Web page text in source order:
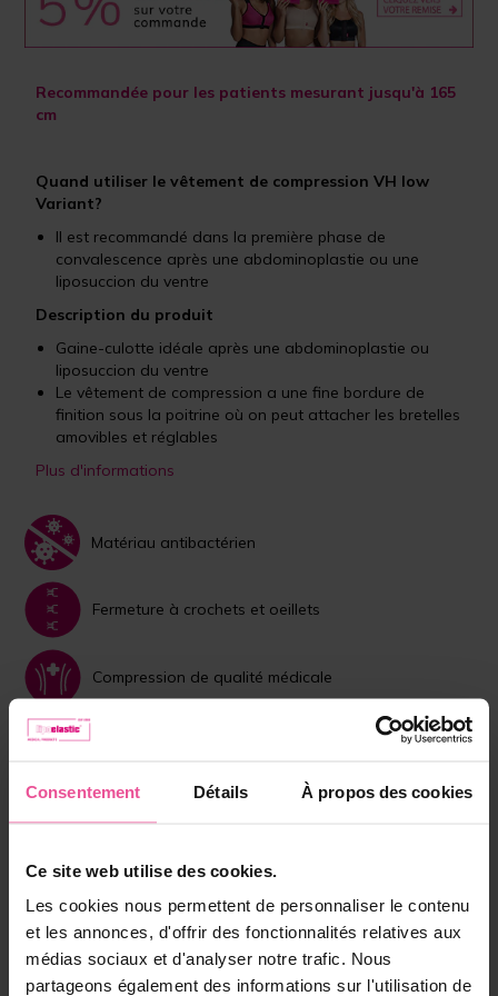
Consentement Détails À propos des cookies
Ce site web utilise des cookies.
Les cookies nous permettent de personnaliser le contenu
et les annonces, d'offrir des fonctionnalités relatives aux
médias sociaux et d'analyser notre trafic. Nous
partageons également des informations sur l'utilisation de
Recommandée pour les patients mesurant jusqu'à 165
cm
Quand utiliser le vêtement de compression VH low
Variant?
Il est recommandé dans la première phase de
convalescence après une abdominoplastie ou une
liposuccion du ventre
Description du produit
Gaine-culotte idéale après une abdominoplastie ou
liposuccion du ventre
Le vêtement de compression a une fine bordure de
finition sous la poitrine où on peut attacher les bretelles
amovibles et réglables
Plus d'informations
Matériau antibactérien
Fermeture à crochets et oeillets
Compression de qualité médicale
Taille: XS
En stock